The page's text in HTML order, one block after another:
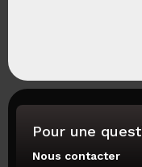
Pour une
Nous contacter